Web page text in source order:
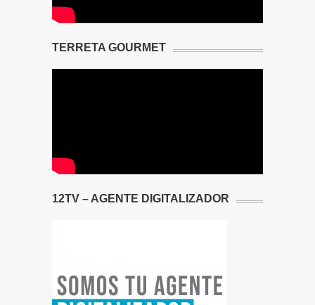
TERRETA GOURMET
12TV – AGENTE DIGITALIZADOR